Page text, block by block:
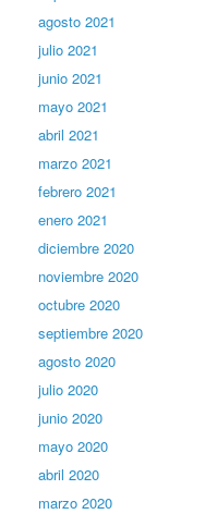
agosto 2021
julio 2021
junio 2021
mayo 2021
abril 2021
marzo 2021
febrero 2021
enero 2021
diciembre 2020
noviembre 2020
octubre 2020
septiembre 2020
agosto 2020
julio 2020
junio 2020
mayo 2020
abril 2020
marzo 2020